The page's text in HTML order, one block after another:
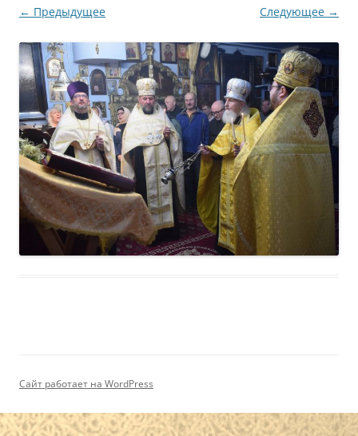
← Предыдущее Следующее →
Сайт работает на WordPress